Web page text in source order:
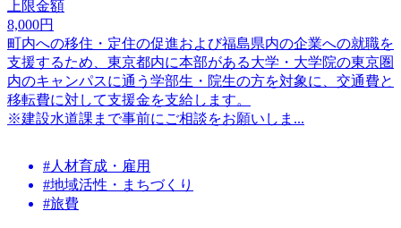
上限金額
8,000円
町内への移住・定住の促進および福島県内の企業への就職を
支援するため、東京都内に本部がある大学・大学院の東京圏
内のキャンパスに通う学部生・院生の方を対象に、交通費と
移転費に対して支援金を支給します。
※建設水道課まで事前にご相談をお願いしま...
#人材育成・雇用
#地域活性・まちづくり
#旅費